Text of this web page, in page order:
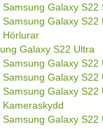
Samsung Galaxy S22
Samsung Galaxy S22
Hörlurar
Galaxy S22 Ultra
Samsung Galaxy S22
Samsung Galaxy S22
Samsung Galaxy S22
Kameraskydd
Samsung Galaxy